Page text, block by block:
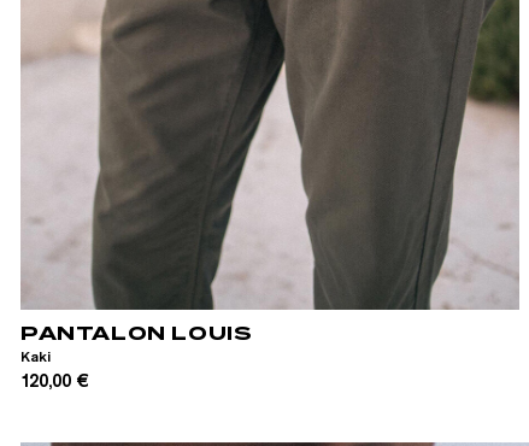
PANTALON LOUIS
Kaki
120,00 €